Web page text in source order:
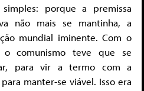
porque a premissa
não mais se mantinha, a
mundial iminente. Com o
o comunismo teve que se
para vir a termo com a
manter-se viável. Isso era